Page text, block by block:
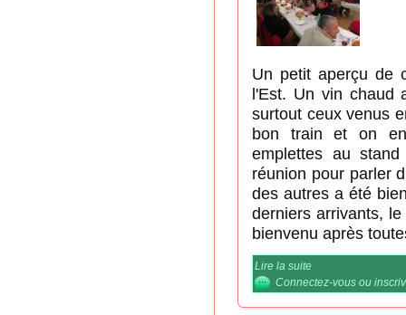
Un petit aperçu de
l'Est. Un vin chaud
surtout ceux venus
bon train et on
emplettes au
réunion pour parler
des autres a été
derniers arrivants,
bienvenu après
Lire la suite
Connectez-vous ou